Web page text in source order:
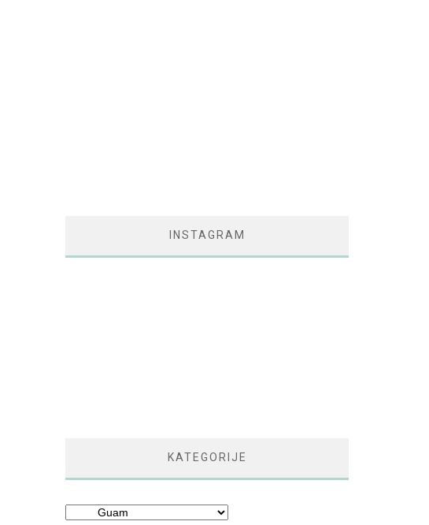
INSTAGRAM
KATEGORIJE
Kategorije